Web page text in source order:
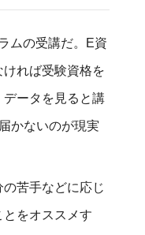
ムの受講だ。E資
れば受験資格を
ータを見ると講
かないのが現実
苦手などに応じ
をオススメす